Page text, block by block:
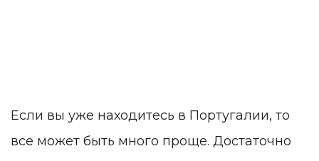
Если вы уже находитесь в Португалии, то
все может быть много проще. Достаточно